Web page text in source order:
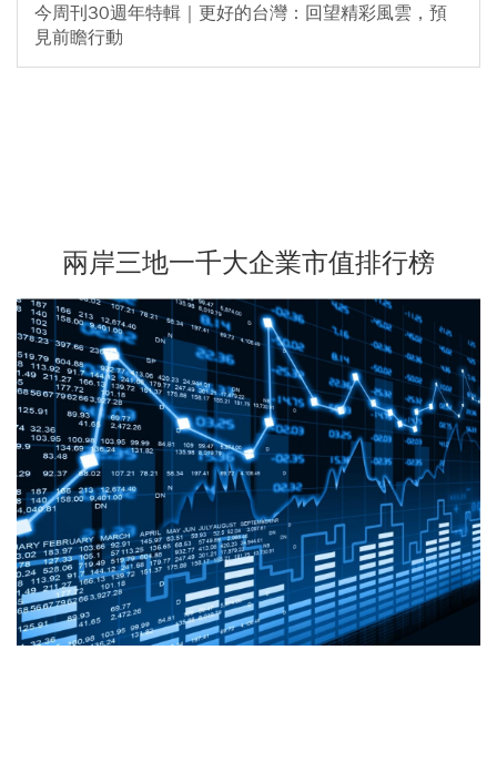
今周刊30週年特輯｜更好的台灣：回望精彩風雲，預
見前瞻行動
兩岸三地一千大企業市值排行榜